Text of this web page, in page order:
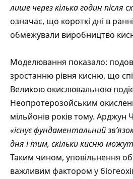
лише через кілька годин після
означає, що короткі дні в
обмежували виробництво
Моделювання показало:
зростанню рівня кисню, що
Великою окислювальною
Неопротерозойським
мільйонів років тому. Арджун
«існує фундаментальний
дня і тим, скільки кисню
Таким чином, уповільнення
важливим фактором у